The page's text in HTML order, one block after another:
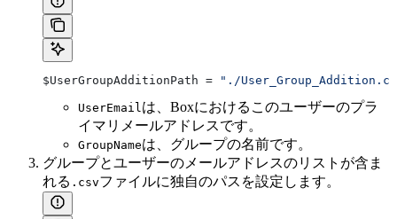
$UserGroupAdditionPath = "./
UserEmail は、Boxにおけるこのユーザーのプラ
イマリメールアドレスです。
GroupNameは、グループの名前です。
グループとユーザーのメールアドレスのリストが含ま
れる .csvファイルに独自のパスを設定します。